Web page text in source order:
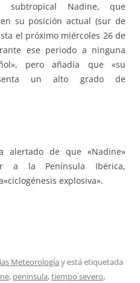
Nadine, que
su posición actual (sur de
el próximo miércoles 26 de
ese periodo a ninguna
pero añadía que «su
un alto grado de
alertado de que «Nadine»
a la Península Ibérica,
explosiva».
Meteorología y está etiquetada
, peninsula,tiempo severo,